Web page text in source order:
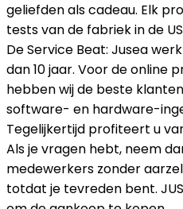
geliefden als cadeau. Elk
tests van de fabriek in de
De Service Beat: Jusea
dan 10 jaar. Voor de online
hebben wij de beste
software- en hardware-
Tegelijkertijd profiteert u
Als je vragen hebt, neem
medewerkers zonder
totdat je tevreden bent.